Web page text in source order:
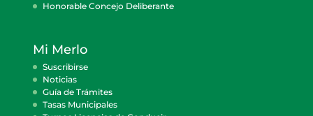
Honorable Concejo Deliberante
Mi Merlo
Suscribirse
Noticias
Guía de Trámites
Tasas Municipales